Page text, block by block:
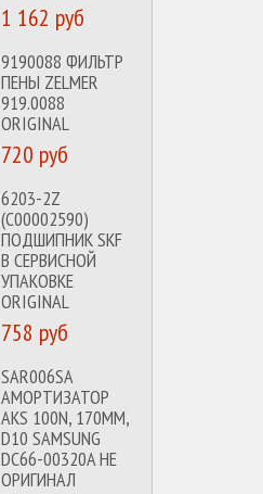
1 162 руб
9190088 ФИЛЬТР
ПЕНЫ ZELMER
919.0088
ORIGINAL
720 руб
6203-2Z
(C00002590)
ПОДШИПНИК SKF
В СЕРВИСНОЙ
УПАКОВКЕ
ORIGINAL
758 руб
SAR006SA
АМОРТИЗАТОР
AKS 100N, 170MM,
D10 SAMSUNG
DC66-00320A НЕ
ОРИГИНАЛ